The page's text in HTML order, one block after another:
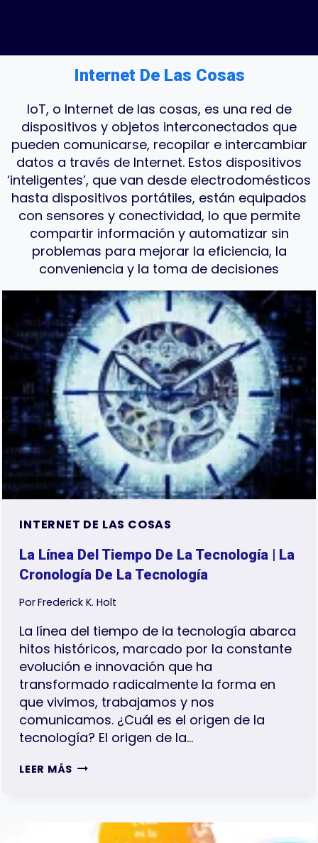
Internet De Las Cosas
IoT, o Internet de las cosas, es una red de
dispositivos y objetos interconectados que
pueden comunicarse, recopilar e intercambiar
datos a través de Internet. Estos dispositivos
‘inteligentes’, que van desde electrodomésticos
hasta dispositivos portátiles, están equipados
con sensores y conectividad, lo que permite
compartir información y automatizar sin
problemas para mejorar la eficiencia, la
conveniencia y la toma de decisiones
INTERNET DE LAS COSAS
La Línea Del Tiempo De La Tecnología | La
Cronología De La Tecnología
PorFrederick K. Holt
La línea del tiempo de la tecnología abarca
hitos históricos, marcado por la constante
evolución e innovación que ha
transformado radicalmente la forma en
que vivimos, trabajamos y nos
comunicamos. ¿Cuál es el origen de la
tecnología? El origen de la…
LEER MÁSLA